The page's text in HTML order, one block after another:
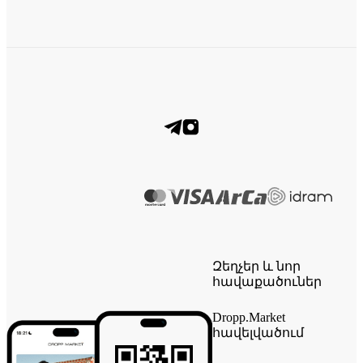
Զեղչեր և նոր
հավաքածուներ
Dropp.Market
հավելվածում